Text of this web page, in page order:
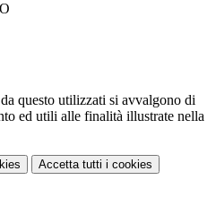
questo utilizzati si avvalgono di
ed utili alle finalità illustrate nella
Accetta tutti i cookies